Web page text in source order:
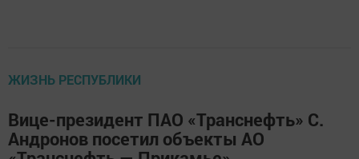
ЖИЗНЬ РЕСПУБЛИКИ
Вице-президент ПАО «Транснефть» С.
Андронов посетил объекты АО